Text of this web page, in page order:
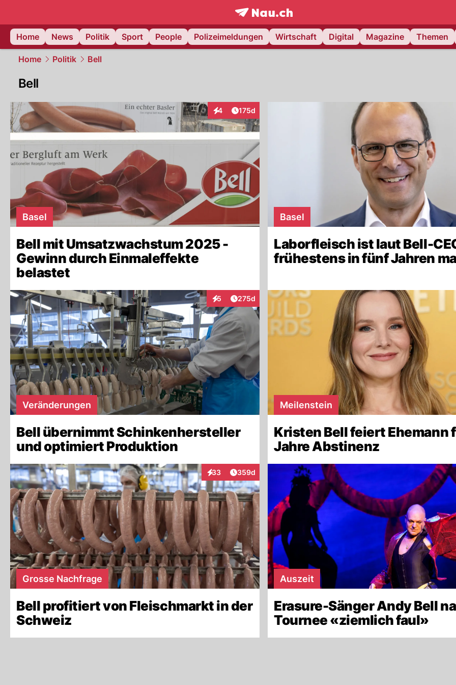
frontpage.NAU.ch
Home
News Politik Sport People Polizeimeldungen Wirtschaft Digital Magazine Themen
Home Politik Bell
Bell
4
InteraktionenArtikel veröffentlicht:
175d
Basel
Bell mit Umsatzwachstum 2025 -
Gewinn durch Einmaleffekte
belastet
Basel
Laborfleisch ist laut Bell-
frühestens in fünf Jahren
5
InteraktionenArtikel veröffentlicht:
275d
Veränderungen
Bell übernimmt Schinkenhersteller
und optimiert Produktion
Meilenstein
Kristen Bell feiert Ehemann
Jahre Abstinenz
33
InteraktionenArtikel veröffentlicht:
359d
Grosse Nachfrage
Bell profitiert von Fleischmarkt in der
Schweiz
Auszeit
Erasure-Sänger Andy Bell
Tournee «ziemlich faul»